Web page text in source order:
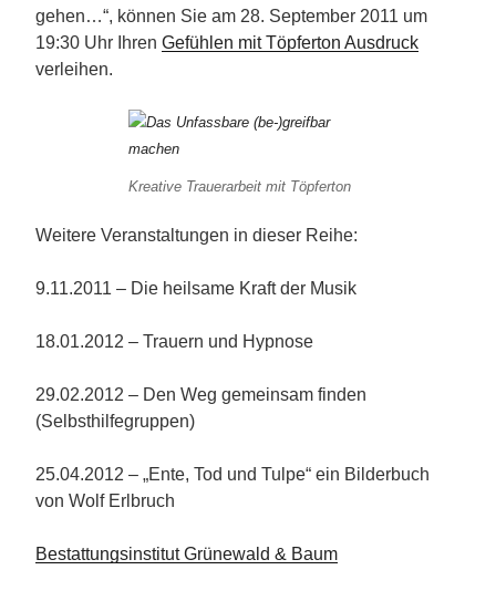
gehen…“, können Sie am 28. September 2011 um
19:30 Uhr Ihren Gefühlen mit Töpferton Ausdruck
verleihen.
Kreative Trauerarbeit mit Töpferton
Weitere Veranstaltungen in dieser Reihe:
9.11.2011 – Die heilsame Kraft der Musik
18.01.2012 – Trauern und Hypnose
29.02.2012 – Den Weg gemeinsam finden
(Selbsthilfegruppen)
25.04.2012 – „Ente, Tod und Tulpe“ ein Bilderbuch
von Wolf Erlbruch
Bestattungsinstitut Grünewald & Baum